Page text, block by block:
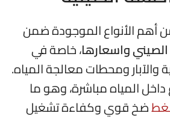
أهم الأنواع الموجودة ضمن
الصيني واسعارها، خاصة في
والآبار ومحطات معالجة المياه.
داخل المياه مباشرة، وهو ما
ضخ قوي وكفاءة تشغيل